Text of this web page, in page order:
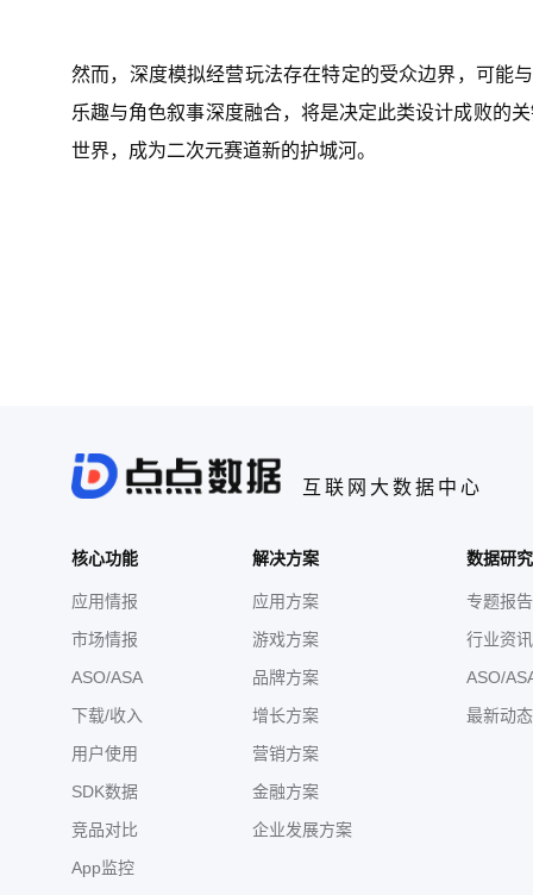
然而，深度模拟经营玩法存在特定的受众边界，可能
乐趣与角色叙事深度融合，将是决定此类设计成败的
世界，成为二次元赛道新的护城河。
互联网大数据中心
核心功能
应用情报
市场情报
ASO/ASA
下载/收入
用户使用
SDK数据
竞品对比
App监控
解决方案
应用方案
游戏方案
品牌方案
增长方案
营销方案
金融方案
企业发展方案
数据研
专题报告
行业资讯
ASO/
最新动态